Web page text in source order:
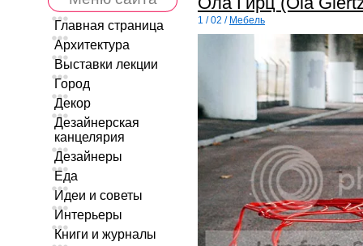
Главная страница
Архитектура
Выставки лекции
Город
Декор
Дезайнерская
канцелярия
Дезайнеры
Еда
Идеи и советы
Интерьеры
Книги и журналы
1 / 02 / Мебель